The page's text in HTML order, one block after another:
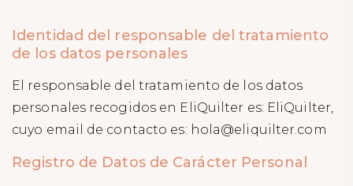
Identidad del responsable del tratamiento
de los datos personales
El responsable del tratamiento de los datos
personales recogidos en EliQuilter es: EliQuilter,
cuyo email de contacto es: hola@eliquilter.com
Registro de Datos de Carácter Personal